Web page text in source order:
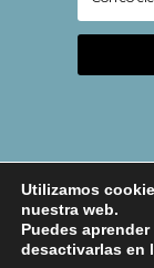
Utilizamos
nuestra web.
Puedes
desactivarlas en